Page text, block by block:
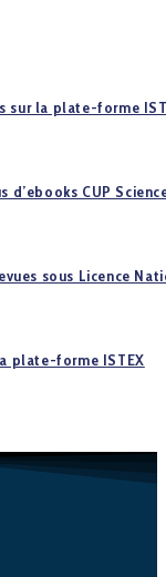
sur la plate-forme
d’ebooks CUP
sous Licence
plate-forme ISTEX